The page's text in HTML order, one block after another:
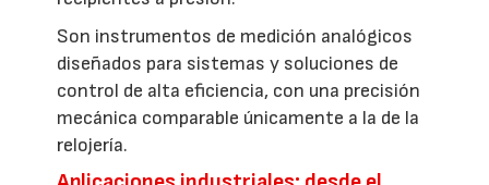
Son instrumentos de medición analógicos
diseñados para sistemas y soluciones de
control de alta eficiencia, con una precisión
mecánica comparable únicamente a la de la
relojería.